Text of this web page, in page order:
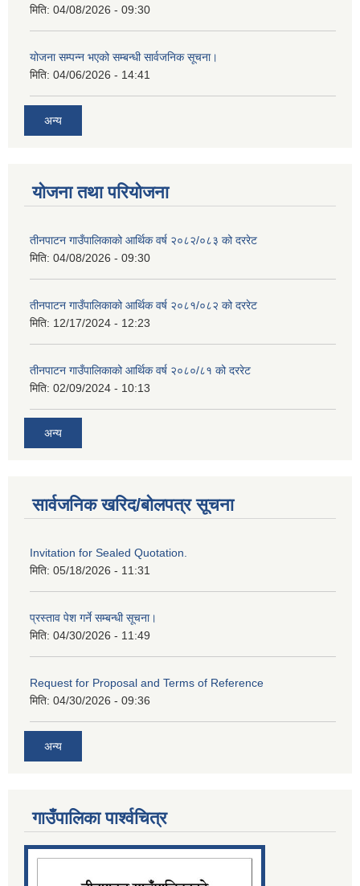
मिति: 04/08/2026 - 09:30
योजना सम्पन्न भएको सम्बन्धी सार्वजनिक सूचना।
मिति: 04/06/2026 - 14:41
अन्य
योजना तथा परियोजना
तीनपाटन गाउँपालिकाको आर्थिक वर्ष २०८२/०८३ को दररेट
मिति: 04/08/2026 - 09:30
तीनपाटन गाउँपालिकाको आर्थिक वर्ष २०८१/०८२ को दररेट
मिति: 12/17/2024 - 12:23
तीनपाटन गाउँपालिकाको आर्थिक वर्ष २०८०/८१ को दररेट
मिति: 02/09/2024 - 10:13
अन्य
सार्वजनिक खरिद/बोलपत्र सूचना
Invitation for Sealed Quotation.
मिति: 05/18/2026 - 11:31
प्रस्ताव पेश गर्ने सम्बन्धी सूचना।
मिति: 04/30/2026 - 11:49
Request for Proposal and Terms of Reference
मिति: 04/30/2026 - 09:36
अन्य
गाउँपालिका पार्श्‍वचित्र